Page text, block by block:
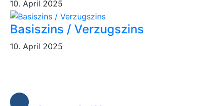
10. April 2025
Basiszins / Verzugszins
10. April 2025